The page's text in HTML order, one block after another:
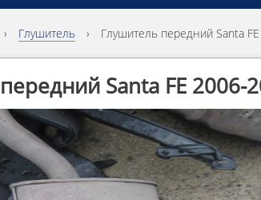
› Глушитель › Глушитель передний Santa
Santa FE 2006-